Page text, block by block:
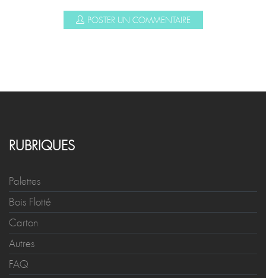
POSTER UN COMMENTAIRE
RUBRIQUES
Palettes
Bois Flotté
Carton
Autres
FAQ